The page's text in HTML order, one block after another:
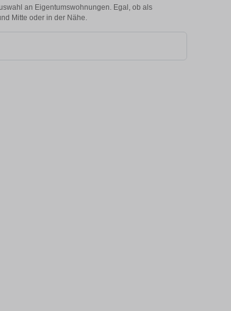
an Eigentumswohnungen. Egal, ob als
Mitte oder in der Nähe.